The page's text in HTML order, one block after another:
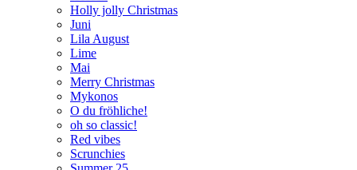
Holly jolly Christmas
Juni
Lila August
Lime
Mai
Merry Christmas
Mykonos
O du fröhliche!
oh so classic!
Red vibes
Scrunchies